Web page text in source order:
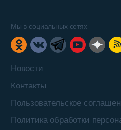
Новости
Контакты
Пользовательское
Политика обработки
Мы в социальных сетях